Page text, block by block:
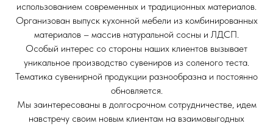
использованием современных и традиционных материалов.
Организован выпуск кухонной мебели из комбинированных
материалов – массив натуральной сосны и ЛДСП.
Особый интерес со стороны наших клиентов вызывает
уникальное производство сувениров из соленого теста.
Тематика сувенирной продукции разнообразна и постоянно
обновляется.
Мы заинтересованы в долгосрочном сотрудничестве, идем
навстречу своим новым клиентам на взаимовыгодных